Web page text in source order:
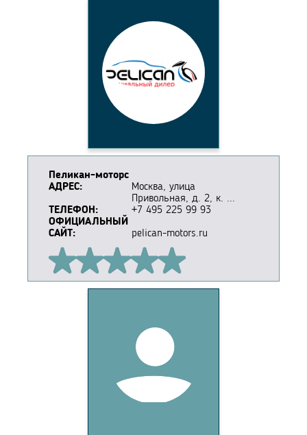
Пеликан-моторс
АДРЕС:
Москва, улица
Привольная, д. 2, к. ...
ТЕЛЕФОН:
+7 495 225 99 93
ОФИЦИАЛЬНЫЙ
САЙТ:
pelican-motors.ru